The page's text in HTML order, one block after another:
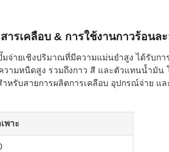
รเคลือบ & การใช้งานกาวร้อนล
จ่ายเชิงปริมาณที่มีความแม่นยำสูง ได้รับก
วามหนืดสูง รวมถึงกาว สี และตัวแทนน้ำมั
รับสายการผลิตการเคลือบ อุปกรณ์จ่าย แ
พาะ